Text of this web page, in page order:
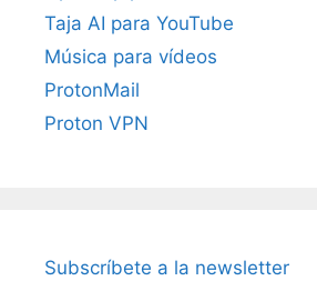
Taja AI para YouTube
Música para vídeos
ProtonMail
Proton VPN
Subscríbete a la newsletter